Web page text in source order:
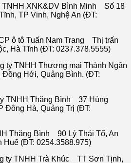
XNK&DV Bình Minh Số 18
TP Vinh, Nghệ An (ĐT:
ô tô Tuấn Nam Trang Thị trấn
Hà Tĩnh (ĐT: 0237.378.5555)
ty TNHH Thương mại Thành Ngân
Hới, Quảng Bình. (ĐT:
TNHH Thăng Bình 37 Hùng
Đông Hà, Quảng Trị (ĐT:
Thăng Bình 90 Lý Thái Tổ, An
Huế (ĐT: 0254.3588.975)
ty TNHH Trà Khúc TT Sơn Tịnh,